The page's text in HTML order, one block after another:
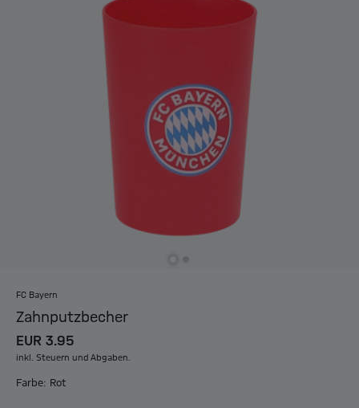
FC Bayern
Zahnputzbecher
EUR 3.95
inkl. Steuern und Abgaben.
Farbe: Rot